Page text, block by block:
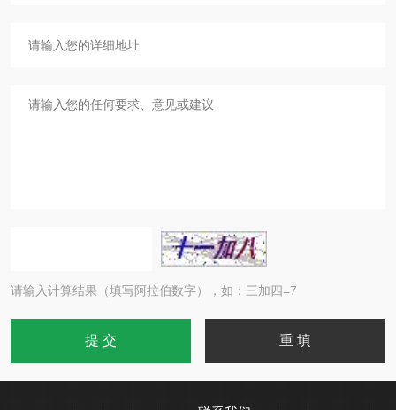
请输入计算结果（填写阿拉伯数字），如：三加四=7